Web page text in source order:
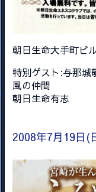
朝日生命大手町ビ
特別ゲスト:与那城
風の仲間
朝日生命有志
2008年7月19日